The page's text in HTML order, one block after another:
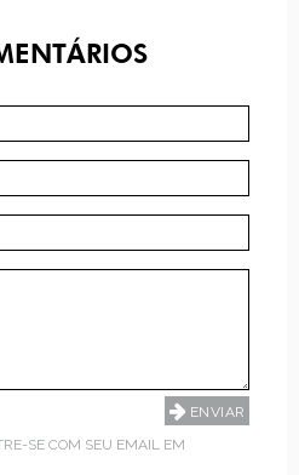
SE COM SEU EMAIL EM